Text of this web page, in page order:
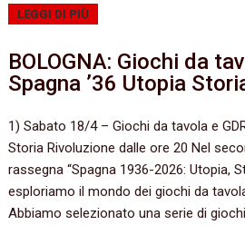
LEGGI DI PIÙ
BOLOGNA: Giochi da
Spagna ’36 Utopia
1) Sabato 18/4 – Giochi da tavola e
Storia Rivoluzione dalle ore 20 Nel
rassegna “Spagna 1936-2026: Utopia,
esploriamo il mondo dei giochi da
Abbiamo selezionato una serie di